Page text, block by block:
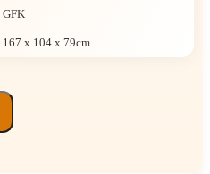
GFK
167 x 104 x 79cm